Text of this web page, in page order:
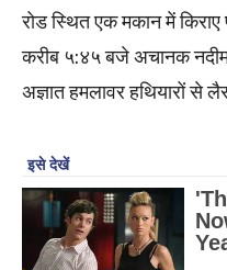
रोड स्थित एक मकान में
करीब ५:४५ बजे अचानक
अज्ञात हमलावर हथियारों